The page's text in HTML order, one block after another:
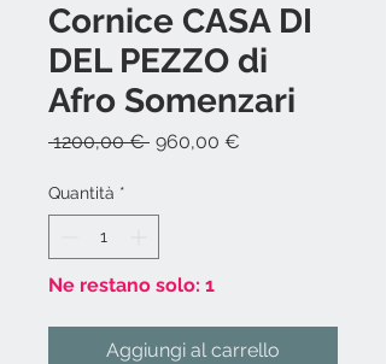
Cornice CASA DI
DEL PEZZO di
Afro Somenzari
1200,00 € Prezzo
960,00 €
Quantità *
Ne restano solo: 1
Aggiungi al carrello